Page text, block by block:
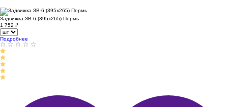
Задвижка ЗВ-6 (395х265) Пермь
1 752 ₽
Подробнее